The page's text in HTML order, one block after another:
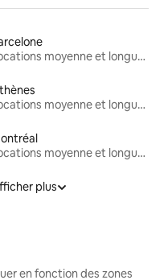
Locations moyenne et longue durée
Locations moyenne et longue durée
Locations moyenne et longue durée
plus
en fonction des zones